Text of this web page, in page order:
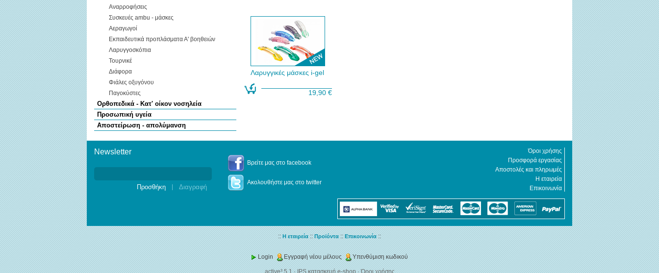
Αναρροφήσεις
Συσκευές ambu - μάσκες
Αεραγωγοί
Εκπαιδευτικά προπλάσματα Α' βοηθειών
Λαρυγγοσκόπια
Τουρνικέ
Διάφορα
Φιάλες οξυγόνου
Παγοκύστες
Ορθοπεδικά - Κατ' οίκον νοσηλεία
Προσωπική υγεία
Αποστείρωση - απολύμανση
Λαρυγγικές μάσκες i-gel
19,90 €
Newsletter
Βρείτε μας στο facebook
Ακολουθήστε μας στο twitter
Όροι χρήσης
Προσφορά εργασίας
Αποστολές και πληρωμές
Η εταιρεία
Επικοινωνία
::Η εταιρεία::Προϊόντα::Επικοινωνία::
Login Εγγραφή νέου μέλους Υπενθύμιση κωδικού
active³ 5.1·IPS κατασκευή e-shop·Όροι χρήσης